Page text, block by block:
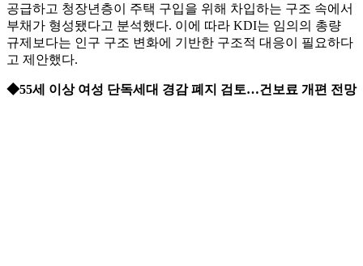
공급하고 청장년층이 주택 구입을 위해 차입하는 구조 속에서
부채가 형성됐다고 분석했다. 이에 따라 KDI는 임의의 총량
규제보다는 인구 구조 변화에 기반한 구조적 대응이 필요하다
고 제안했다.
◆55세 이상 여성 단독세대 경감 폐지 검토…건보료 개편 전망